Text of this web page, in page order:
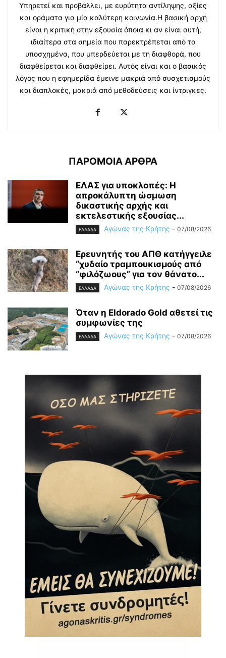
Υπηρετεί και προβάλλει, με ευρύτητα αντίληψης, αξίες
και οράματα για μία καλύτερη κοινωνία.Η βασική αρχή
είναι η κριτική στην εξουσία όποια κι αν είναι αυτή,
ιδιαίτερα στα σημεία που παρεκτρέπεται από τα
υποσχημένα, που μπερδεύεται με τη διαφθορά, που
διαφθείρεται και διαφθείρει. Αυτός είναι και ο βασικός
λόγος που η εφημερίδα έμεινε μακριά από συσχετισμούς
και διαπλοκές, μακριά από μεθοδεύσεις και ίντριγκες.
ΠΑΡΟΜΟΙΑ ΑΡΘΡΑ
ΕΛΑΣ για υποκλοπές: H
απροκάλυπτη ώσμωση
δικαστικής αρχής και
εκτελεστικής εξουσίας...
ΕΛΛΑΔΑ Αγώνας της Κρήτης - 07/08/2026
Ερευνητής του ΑΠΘ κατήγγειλε
“χυδαίο τραμπουκισμούς από
“φιλόζωους” για τον θάνατο...
ΕΛΛΑΔΑ Αγώνας της Κρήτης - 07/08/2026
Όταν η Eldorado Gold αθετεί τις
συμφωνίες της
ΕΛΛΑΔΑ Αγώνας της Κρήτης - 07/08/2026